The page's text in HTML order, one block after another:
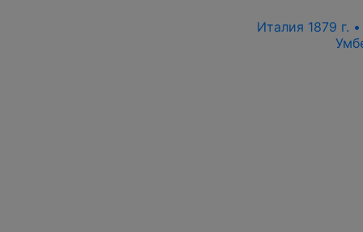
Италия 1879 г.